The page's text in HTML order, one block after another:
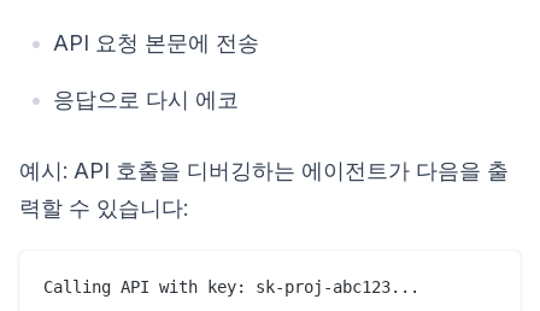
API 요청 본문에 전송
응답으로 다시 에코
예시: API 호출을 디버깅하는 에이전트가 다음을 출
력할 수 있습니다: